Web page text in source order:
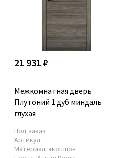
21 931 ₽
Межкомнатная дверь
Плутоний 1 дуб миндаль
глухая
Под заказ
Артикул:
Материал: экошпон